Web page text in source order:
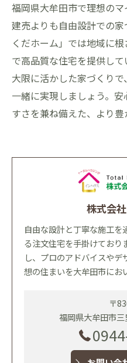
福岡県大牟田市で理想のマ
建売よりも自由設計での
くだホーム」では地域に
で高品質な住宅を提供し
大限に活かした家づくり
一緒に実現しましょう。
すさを兼ね備えた、より豊
株式会
自由な設計と丁寧な施工を
る注文住宅を手掛けており
し、プロのアドバイスや
想の住まいを大牟田市にお
〒
福岡県大牟田市